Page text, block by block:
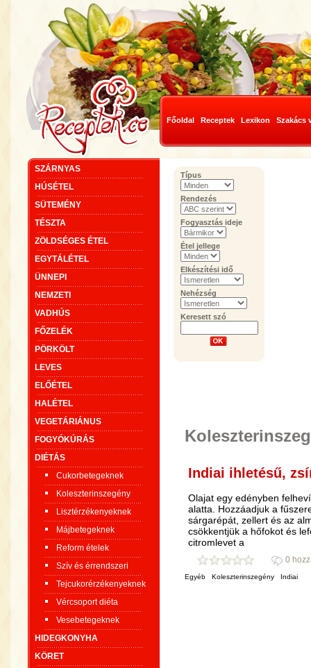
Főoldal Receptek Lexikon Szakács
SZÁRNYAS
HÚSÉTEL
SÜTEMÉNY
TÉSZTA
ZÖLDSÉGES ÉTEL
EGYTÁLÉTEL
ÜNNEPI
NEMZETI
VADHÚS
FŐZELÉK
PÖRKÖLT
LEVES
ELŐÉTEL
HALÉTEL
VEGETÁRIÁNUS
FOGYÓKÚRÁS
DIÉTÁS
Cukorbetegeknek
Koleszterinszegény
Lisztérzékenyeknek
Májbetegeknek
Reform ételek
Szív és érrendszeri
Tejcukorérzékenyeknek
Vércsoport diéta
Vesebetegeknek
HIDEGKONYHA
KÖRET
Típus
Rendezés
Fogyasztás ideje
Étel jellege
Elkészítési idő
Nehézség
Keresett szó
Indiai ihletésű,
Olajat egy edényben
alatta. Hozzáadjuk a
sárgarépát, zellert és az
csökkentjük a hőfokot és
citromlevet a
0
Egyéb Koleszterinszegény Indiai